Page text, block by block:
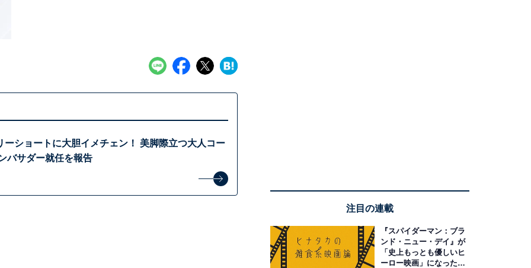
ーショートに大胆イメチェン！ 美脚際立つ大人コー
バサダー就任を報告
注目の連載
『スパイダーマン：ブラ
ンド・ニュー・デイ』が
「史上もっとも優しいヒ
ーロー映画」になった理